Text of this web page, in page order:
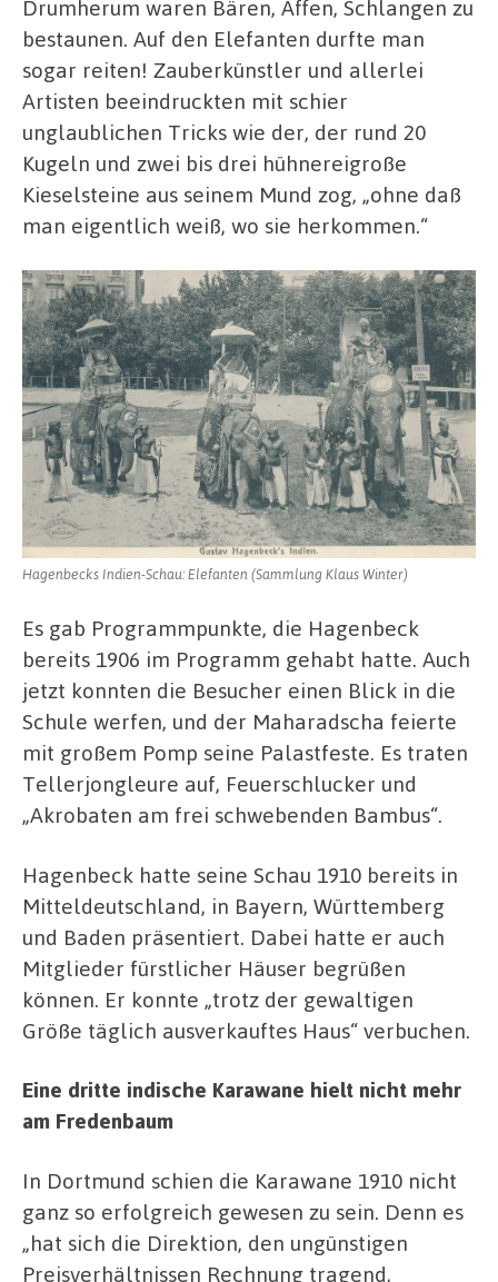
Drumherum waren Bären, Affen, Schlangen zu
bestaunen. Auf den Elefanten durfte man
sogar reiten! Zauberkünstler und allerlei
Artisten beeindruckten mit schier
unglaublichen Tricks wie der, der rund 20
Kugeln und zwei bis drei hühnereigroße
Kieselsteine aus seinem Mund zog, „ohne daß
man eigentlich weiß, wo sie herkommen.“
Hagenbecks Indien-Schau: Elefanten (Sammlung Klaus Winter)
Es gab Programmpunkte, die Hagenbeck
bereits 1906 im Programm gehabt hatte. Auch
jetzt konnten die Besucher einen Blick in die
Schule werfen, und der Maharadscha feierte
mit großem Pomp seine Palastfeste. Es traten
Tellerjongleure auf, Feuerschlucker und
„Akrobaten am frei schwebenden Bambus“.
Hagenbeck hatte seine Schau 1910 bereits in
Mitteldeutschland, in Bayern, Württemberg
und Baden präsentiert. Dabei hatte er auch
Mitglieder fürstlicher Häuser begrüßen
können. Er konnte „trotz der gewaltigen
Größe täglich ausverkauftes Haus“ verbuchen.
Eine dritte indische Karawane hielt nicht mehr
am Fredenbaum
In Dortmund schien die Karawane 1910 nicht
ganz so erfolgreich gewesen zu sein. Denn es
„hat sich die Direktion, den ungünstigen
Preisverhältnissen Rechnung tragend,